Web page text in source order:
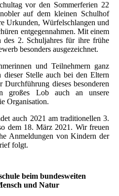
vor den Sommerferien 22
auf dem kleinen Schulhof
Urkunden, Würfelschlangen und
entgegennahmen. Mit einem
des 2. Schuljahres für ihre frühe
besonders ausgezeichnet.
und Teilnehmern ganz
Stelle auch bei den Eltern
dieses besonderen
großes Lob auch an unsere
Organisation.
auch 2021 am traditionellen 3.
dem 18. März 2021. Wir freuen
Anmeldungen von Kindern der
folgt.
beim bundesweiten
und Natur